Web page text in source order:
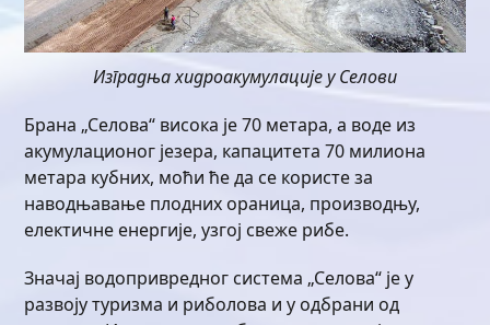
Изградња хидроакумулације у Селови
Брана „Селова“ висока је 70 метара, а воде из
акумулационог језера, капацитета 70 милиона
метара кубних, моћи ће да се користе за
наводњавање плодних ораница, производњу,
електичне енергије, узгој свеже рибе.
Значај водопривредног система „Селова“ је у
развоју туризма и риболова и у одбрани од